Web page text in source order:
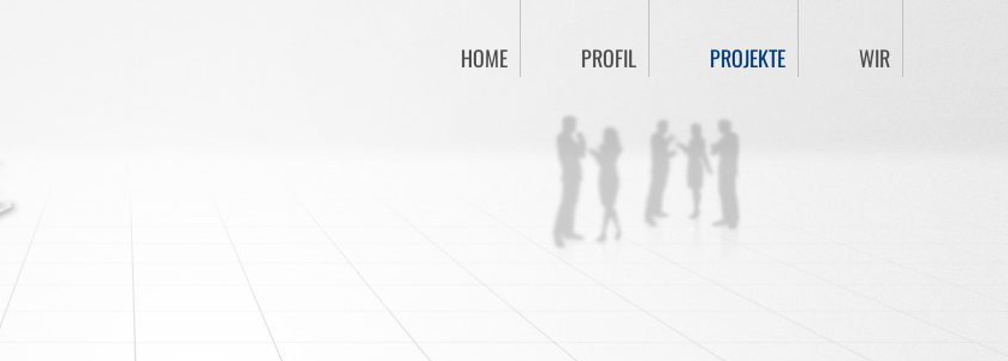
HOME PROFIL PROJEKTE WIR